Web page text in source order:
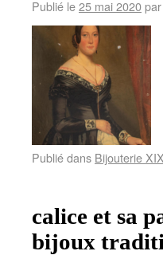
Publié le25 mai 2020par
Publié dans Bijouterie
calice et sa
bijoux